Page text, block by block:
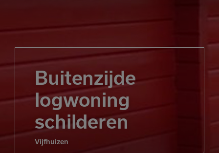
Buitenzijde
logwoning
schilderen
Vijfhuizen